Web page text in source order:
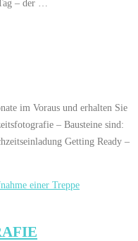
– der …
im Voraus und erhalten Sie
– Bausteine sind:
Getting Ready –